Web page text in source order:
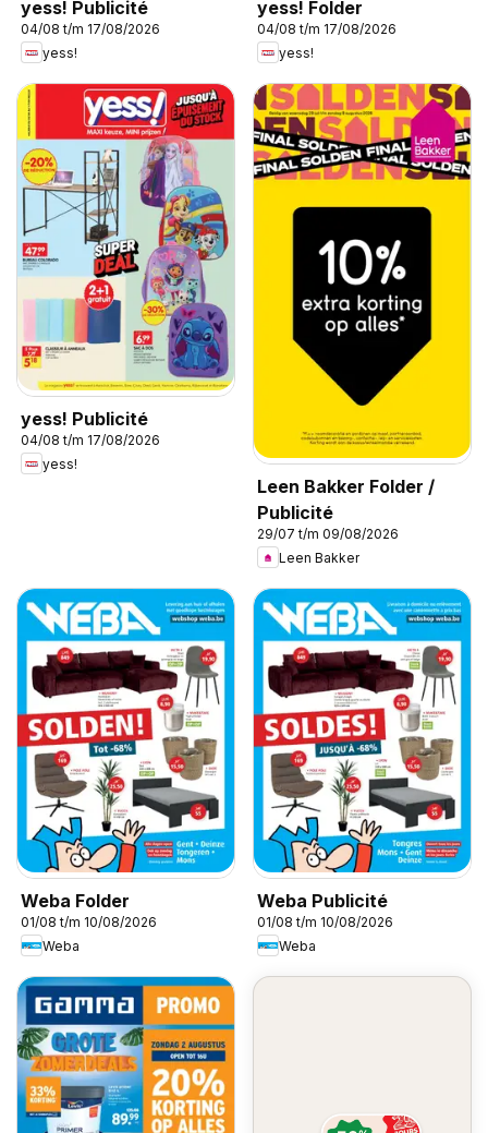
yess! Publicité
04/08 t/m 17/08/2026
yess!
yess! Folder
04/08 t/m 17/08/2026
yess!
yess! Publicité
04/08 t/m 17/08/2026
yess!
Leen Bakker Folder /
Publicité
29/07 t/m 09/08/2026
Leen Bakker
Weba Folder
01/08 t/m 10/08/2026
Weba
Weba Publicité
01/08 t/m 10/08/2026
Weba